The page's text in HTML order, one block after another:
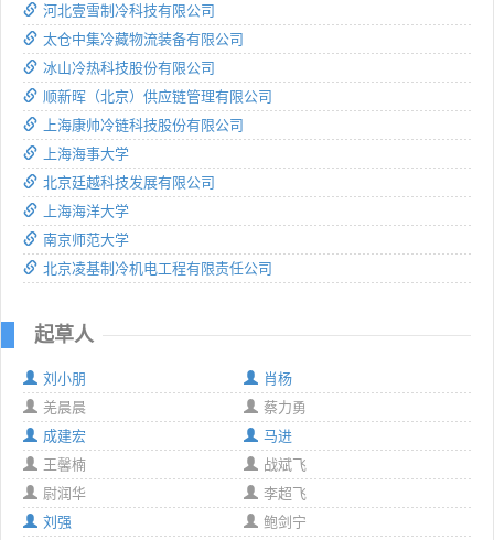
河北壹雪制冷科技有限公司
太仓中集冷藏物流装备有限公司
冰山冷热科技股份有限公司
顺新晖（北京）供应链管理有限公司
上海康帅冷链科技股份有限公司
上海海事大学
北京廷越科技发展有限公司
上海海洋大学
南京师范大学
北京凌基制冷机电工程有限责任公司
起草人
刘小朋
肖杨
羌晨晨
蔡力勇
成建宏
马进
王馨楠
战斌飞
尉润华
李超飞
刘强
鲍剑宁